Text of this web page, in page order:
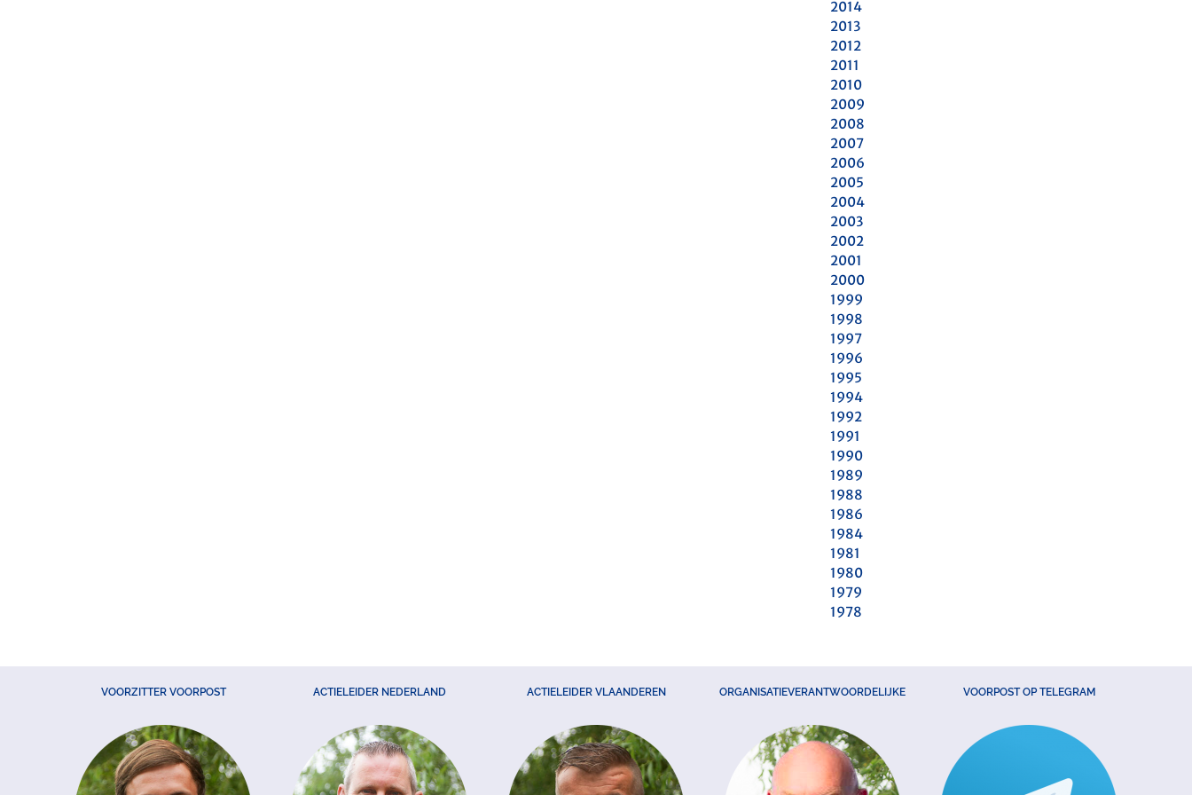
2014
2013
2012
2011
2010
2009
2008
2007
2006
2005
2004
2003
2002
2001
2000
1999
1998
1997
1996
1995
1994
1992
1991
1990
1989
1988
1986
1984
1981
1980
1979
1978
VOORZITTER VOORPOST ACTIELEIDER NEDERLAND ACTIELEIDER VLAANDEREN ORGANISATIEVERANTWOORDELIJKE VOORPOST OP TELEGRAM